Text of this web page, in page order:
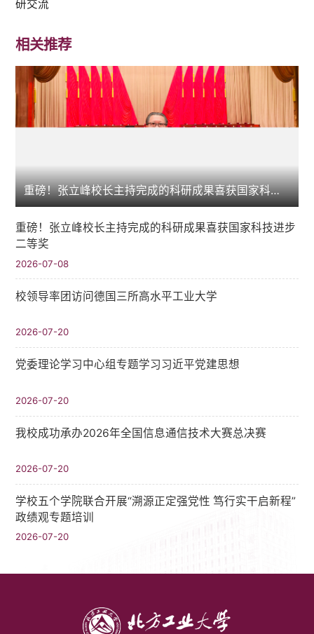
研交流
相关推荐
重磅！张立峰校长主持完成的科研成果喜获国家科技进步二等奖
重磅！张立峰校长主持完成的科研成果喜获国家科技进步
二等奖
2026-07-08
校领导率团访问德国三所高水平工业大学
2026-07-20
党委理论学习中心组专题学习习近平党建思想
2026-07-20
我校成功承办2026年全国信息通信技术大赛总决赛
2026-07-20
学校五个学院联合开展“溯源正定强党性 笃行实干启新程”
政绩观专题培训
2026-07-20